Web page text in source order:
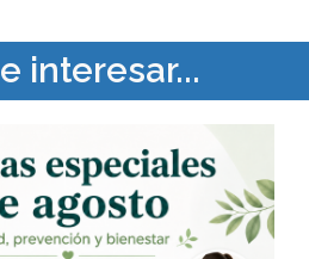
interesar...